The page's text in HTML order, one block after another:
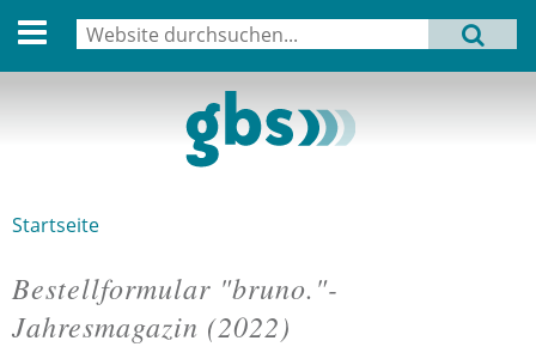
English version
Termine
MENU
Startseite
Bestellformular "bruno."-
Jahresmagazin (2022)
Suchformular
Suche